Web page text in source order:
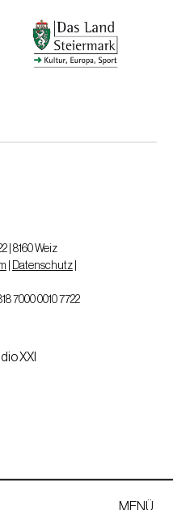
MENÜ
zuletzt BG-BRG
Werken, Informatik)
mit Jugendlichen im
Printmedien
Cartoons)
| 8160 Weiz
Datenschutz
7000 0010 7722
XXI